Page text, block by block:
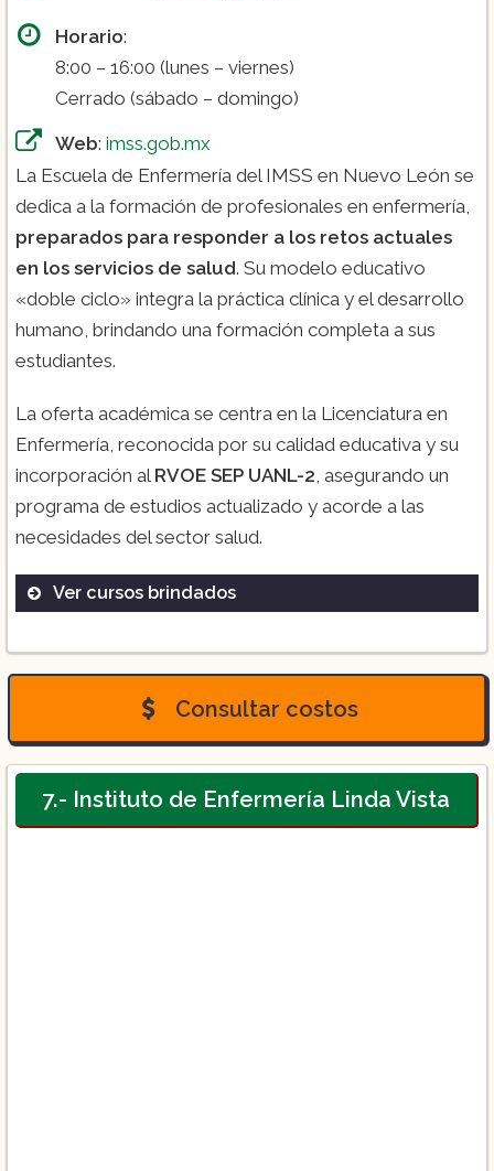
Horario:
8:00 – 16:00 (lunes – viernes)
Cerrado (sábado – domingo)
Web: imss.gob.mx
La Escuela de Enfermería del IMSS en Nuevo León se
dedica a la formación de profesionales en enfermería,
preparados para responder a los retos actuales
en los servicios de salud. Su modelo educativo
«doble ciclo» integra la práctica clínica y el desarrollo
humano, brindando una formación completa a sus
estudiantes​.
La oferta académica se centra en la Licenciatura en
Enfermería, reconocida por su calidad educativa y su
incorporación al RVOE SEP UANL-2, asegurando un
programa de estudios actualizado y acorde a las
necesidades del sector salud​.
Ver cursos brindados
Licenciatura en Enfermería
Consultar costos
7.- Instituto de Enfermería Linda Vista